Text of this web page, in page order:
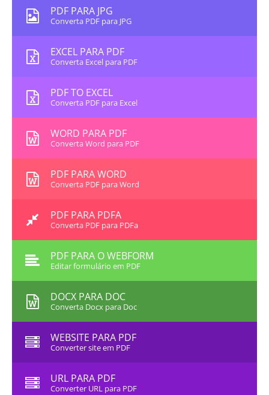
PDF PARA JPG
Converta PDF para JPG
EXCEL PARA PDF
Converta Excel para PDF
PDF TO EXCEL
Converta PDF para Excel
WORD PARA PDF
Converta Word para PDF
PDF PARA WORD
Converta PDF para Word
PDF PARA PDFA
Converta PDF para PDFa
PDF PARA O WEBFORM
Editar formulário em PDF
DOCX PARA DOC
Converta Docx para Doc
WEBSITE PARA PDF
Converter site em PDF
URL PARA PDF
Converter URL para PDF